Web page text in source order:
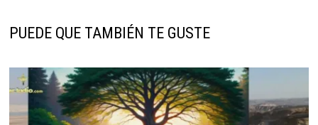
PUEDE QUE TAMBIÉN TE GUSTE